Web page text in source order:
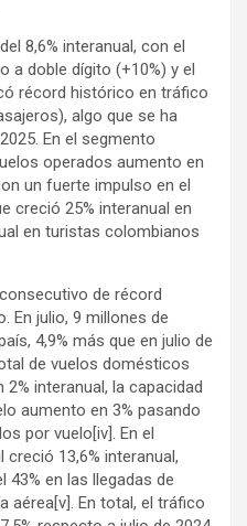
8,6% interanual, con el
a doble dígito (+10%) y el
récord histórico en tráfico
algo que se ha
En el segmento
operados aumento en
un fuerte impulso en el
creció 25% interanual en
en turistas colombianos
de récord
En julio, 9 millones de
4,9% más que en julio de
de vuelos domésticos
interanual, la capacidad
aumento en 3% pasando
por vuelo[iv]. En el
13,6% interanual,
en las llegadas de
aérea[v]. En total, el tráfico